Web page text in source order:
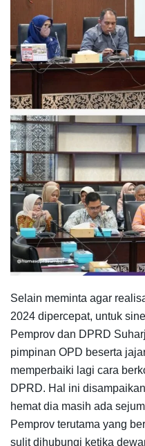
Selain meminta agar
2024 dipercepat, untuk
Pemprov dan DPRD
pimpinan OPD beserta
memperbaiki lagi cara
DPRD. Hal ini
hemat dia masih ada
Pemprov terutama yang
sulit dihubungi ketika